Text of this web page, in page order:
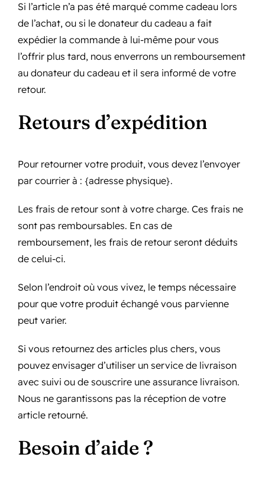
Si l’article n’a pas été marqué comme cadeau lors
de l’achat, ou si le donateur du cadeau a fait
expédier la commande à lui-même pour vous
l’offrir plus tard, nous enverrons un remboursement
au donateur du cadeau et il sera informé de votre
retour.
Retours d’expédition
Pour retourner votre produit, vous devez l’envoyer
par courrier à : {adresse physique}.
Les frais de retour sont à votre charge. Ces frais ne
sont pas remboursables. En cas de
remboursement, les frais de retour seront déduits
de celui-ci.
Selon l’endroit où vous vivez, le temps nécessaire
pour que votre produit échangé vous parvienne
peut varier.
Si vous retournez des articles plus chers, vous
pouvez envisager d’utiliser un service de livraison
avec suivi ou de souscrire une assurance livraison.
Nous ne garantissons pas la réception de votre
article retourné.
Besoin d’aide ?